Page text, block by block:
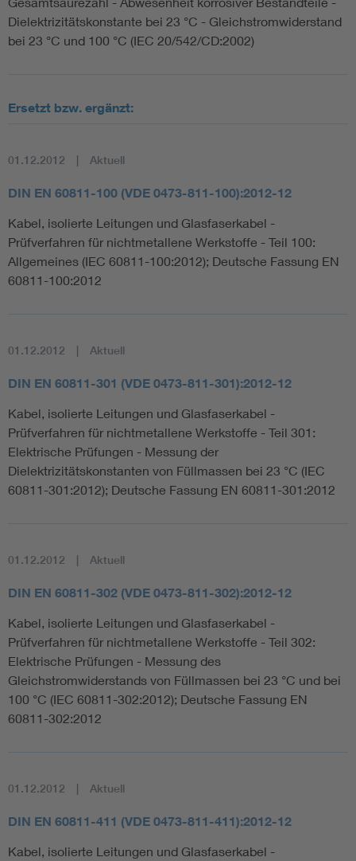
Dielektrizitätskonstante bei 23 °C - Gleichstromwiderstand
bei 23 °C und 100 °C (IEC 20/542/CD:2002)
Ersetzt bzw. ergänzt:
01.12.2012 Aktuell
DIN EN 60811-100 (VDE 0473-811-100):2012-12
Kabel, isolierte Leitungen und Glasfaserkabel -
Prüfverfahren für nichtmetallene Werkstoffe - Teil 100:
Allgemeines (IEC 60811-100:2012); Deutsche Fassung EN
60811-100:2012
01.12.2012 Aktuell
DIN EN 60811-301 (VDE 0473-811-301):2012-12
Kabel, isolierte Leitungen und Glasfaserkabel -
Prüfverfahren für nichtmetallene Werkstoffe - Teil 301:
Elektrische Prüfungen - Messung der
Dielektrizitätskonstanten von Füllmassen bei 23 °C (IEC
60811-301:2012); Deutsche Fassung EN 60811-301:2012
01.12.2012 Aktuell
DIN EN 60811-302 (VDE 0473-811-302):2012-12
Kabel, isolierte Leitungen und Glasfaserkabel -
Prüfverfahren für nichtmetallene Werkstoffe - Teil 302:
Elektrische Prüfungen - Messung des
Gleichstromwiderstands von Füllmassen bei 23 °C und bei
100 °C (IEC 60811-302:2012); Deutsche Fassung EN
60811-302:2012
01.12.2012 Aktuell
DIN EN 60811-411 (VDE 0473-811-411):2012-12
Kabel, isolierte Leitungen und Glasfaserkabel -